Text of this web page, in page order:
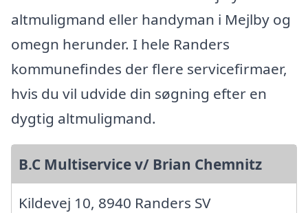
altmuligmand eller handyman i Mejlby og
omegn herunder. I hele Randers
kommunefindes der flere servicefirmaer,
hvis du vil udvide din søgning efter en
dygtig altmuligmand.
B.C Multiservice v/ Brian Chemnitz
Kildevej 10, 8940 Randers SV